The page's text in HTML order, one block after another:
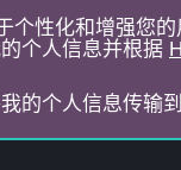
个性化和增强您
个人信息并根据
的个人信息传输